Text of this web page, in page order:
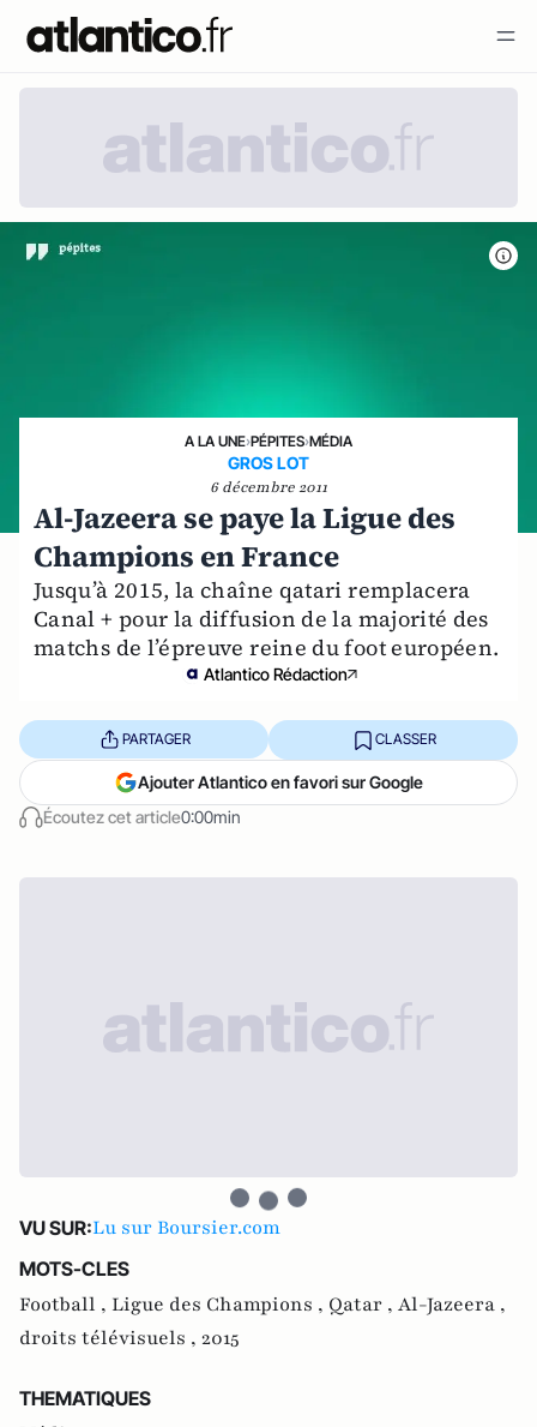
A LA UNE›PÉPITES›MÉDIA
GROS LOT
6 décembre 2011
Al-Jazeera se paye la Ligue des
Champions en France
Jusqu’à 2015, la chaîne qatari remplacera
Canal + pour la diffusion de la majorité des
matchs de l’épreuve reine du foot européen.
Atlantico Rédaction
Écoutez cet article0:00min
PARTAGER CLASSER
Ajouter Atlantico en favori sur Google
VU SUR:Lu sur Boursier.com
MOTS-CLES
Football , Ligue des Champions , Qatar , Al-Jazeera ,
droits télévisuels , 2015
THEMATIQUES